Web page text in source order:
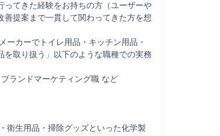
ってきた経験をお持ちの方（ユーザーや
提案まで一貫して関わってきた方を想
カーでトイレ用品・キッチン用品・
取り扱う」以下のような職種での実務
ランドマーケティング職 など
衛生用品・掃除グッズといった化学製